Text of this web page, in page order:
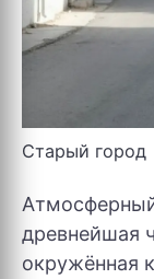
Старый город
древнейшая
окружённая